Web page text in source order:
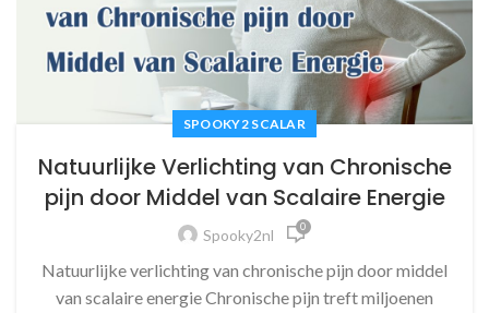
SPOOKY2 SCALAR
Natuurlijke Verlichting van Chronische
pijn door Middel van Scalaire Energie
Spooky2nl 0
Natuurlijke verlichting van chronische pijn door middel
van scalaire energie Chronische pijn treft miljoenen